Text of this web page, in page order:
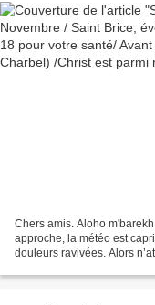
Chers amis. Aloho
approche, la météo est
douleurs ravivées. Alors